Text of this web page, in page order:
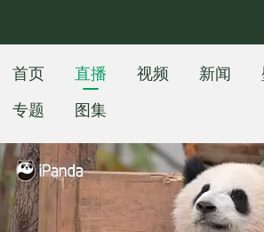
首页 直播 视频 新闻
专题
图集